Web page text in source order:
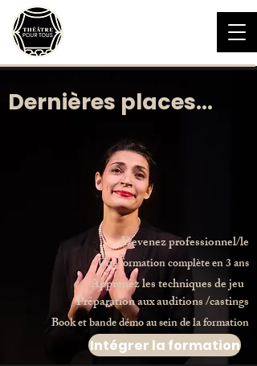
Dernières places...
Devenez professionnel/le
Une formation complète en 3 ans
Apprenez les techniques de jeu
Préparation aux auditions /castings
Book et bande démo au sein de la formation
Intégrer la formation